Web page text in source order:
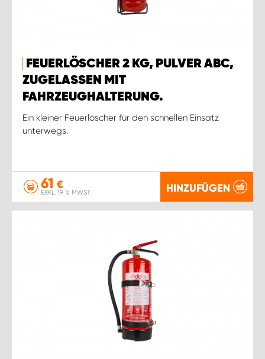
FEUERLÖSCHER 2 KG, PULVER ABC,
ZUGELASSEN MIT
FAHRZEUGHALTERUNG.
Ein kleiner Feuerlöscher für den schnellen Einsatz
unterwegs.
61 €
EXKL. 19 % MWST. HINZUFÜGEN